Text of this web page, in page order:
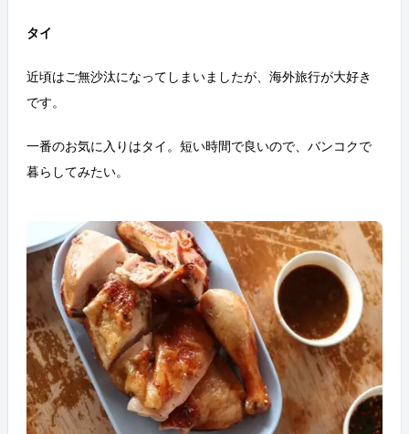
タイ
近頃はご無沙汰になってしまいましたが、海外旅行が大好き
です。
一番のお気に入りはタイ。短い時間で良いので、バンコクで
暮らしてみたい。